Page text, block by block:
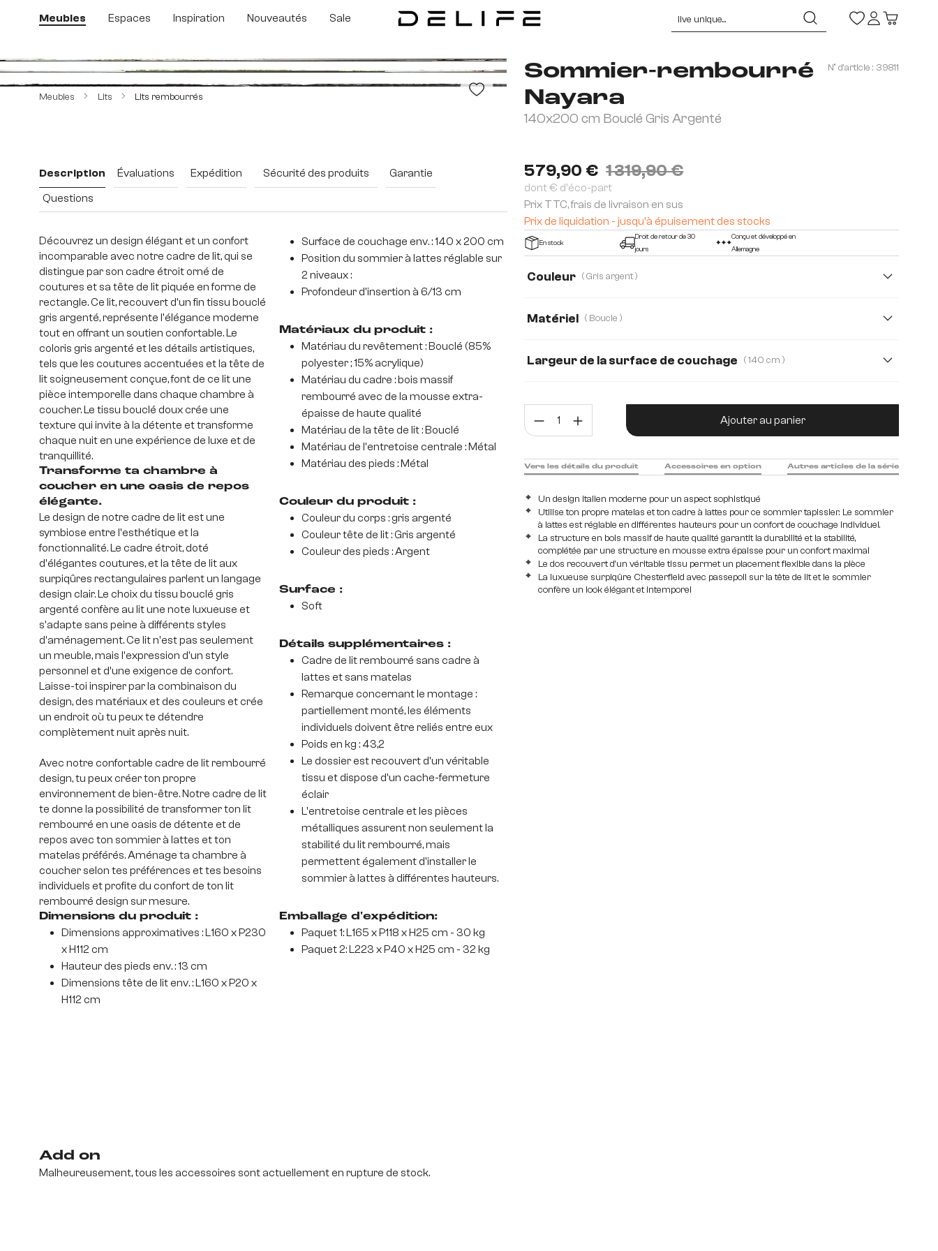
au contenu principal
Passer à la recherche
Passer à la navigation principale
Meubles Espaces Inspiration Nouveautés Sale
Meubles Lits Lits rembourrés
Sommier-rembourré
Nayara
140x200 cm Bouclé Gris Argenté
N° d'article : 39811
579,90 € 1 319,90 €
dont € d'éco-part
Prix TTC, frais de livraison en sus
Prix de liquidation - jusqu'à épuisement des stocks
En stock
Droit de retour de 30
jours
Conçu et développé en
Allemagne
Couleur ( Gris argent )
Matériel ( Boucle )
Largeur de la surface de couchage ( 140 cm )
Quantité de produit : Entrez la quantité
Ajouter au panier
Un design italien moderne pour un aspect sophistiqué
Utilise ton propre matelas et ton cadre à lattes pour ce sommier tapissier. Le sommier
à lattes est réglable en différentes hauteurs pour un confort de couchage individuel.
La structure en bois massif de haute qualité garantit la durabilité et la stabilité,
complétée par une structure en mousse extra épaisse pour un confort maximal
Le dos recouvert d'un véritable tissu permet un placement flexible dans la pièce
La luxueuse surpiqûre Chesterfield avec passepoil sur la tête de lit et le sommier
confère un look élégant et intemporel
Vers les détails du produit Accessoires en option Autres articles de la série
Description Évaluations Expédition Sécurité des produits
Garantie
Questions
Découvrez un design élégant et un confort
incomparable avec notre cadre de lit, qui se
distingue par son cadre étroit orné de
coutures et sa tête de lit piquée en forme de
rectangle. Ce lit, recouvert d'un fin tissu bouclé
gris argenté, représente l'élégance moderne
tout en offrant un soutien confortable. Le
coloris gris argenté et les détails artistiques,
tels que les coutures accentuées et la tête de
lit soigneusement conçue, font de ce lit une
pièce intemporelle dans chaque chambre à
coucher. Le tissu bouclé doux crée une
texture qui invite à la détente et transforme
chaque nuit en une expérience de luxe et de
tranquillité.
Transforme ta chambre à
coucher en une oasis de repos
élégante.
Le design de notre cadre de lit est une
symbiose entre l'esthétique et la
fonctionnalité. Le cadre étroit, doté
d'élégantes coutures, et la tête de lit aux
surpiqûres rectangulaires parlent un langage
design clair. Le choix du tissu bouclé gris
argenté confère au lit une note luxueuse et
s'adapte sans peine à différents styles
d'aménagement. Ce lit n'est pas seulement
un meuble, mais l'expression d'un style
personnel et d'une exigence de confort.
Laisse-toi inspirer par la combinaison du
design, des matériaux et des couleurs et crée
un endroit où tu peux te détendre
complètement nuit après nuit.
Avec notre confortable cadre de lit rembourré
design, tu peux créer ton propre
environnement de bien-être. Notre cadre de lit
te donne la possibilité de transformer ton lit
rembourré en une oasis de détente et de
repos avec ton sommier à lattes et ton
matelas préférés. Aménage ta chambre à
coucher selon tes préférences et tes besoins
individuels et profite du confort de ton lit
rembourré design sur mesure.
Dimensions du produit :
Dimensions approximatives : L160 x P230
x H112 cm
Hauteur des pieds env. : 13 cm
Dimensions tête de lit env. : L160 x P20 x
H112 cm
Surface de couchage env. : 140 x 200 cm
Position du sommier à lattes réglable sur
2 niveaux :
Profondeur d'insertion à 6/13 cm
Matériaux du produit :
Matériau du revêtement : Bouclé (85%
polyester ; 15% acrylique)
Matériau du cadre : bois massif
rembourré avec de la mousse extra-
épaisse de haute qualité
Matériau de la tête de lit : Bouclé
Matériau de l'entretoise centrale : Métal
Matériau des pieds : Métal
Couleur du produit :
Couleur du corps : gris argenté
Couleur tête de lit : Gris argenté
Couleur des pieds : Argent
Surface :
Soft
Détails supplémentaires :
Cadre de lit rembourré sans cadre à
lattes et sans matelas
Remarque concernant le montage :
partiellement monté, les éléments
individuels doivent être reliés entre eux
Poids en kg : 43,2
Le dossier est recouvert d'un véritable
tissu et dispose d'un cache-fermeture
éclair
L'entretoise centrale et les pièces
métalliques assurent non seulement la
stabilité du lit rembourré, mais
permettent également d'installer le
sommier à lattes à différentes hauteurs.
Emballage d'expédition:
Paquet 1: L165 x P118 x H25 cm - 30 kg
Paquet 2: L223 x P40 x H25 cm - 32 kg
Add on
Malheureusement, tous les accessoires sont actuellement en rupture de stock.